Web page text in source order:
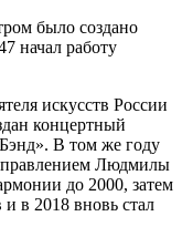
было создано
начал работу
искусств России
концертный
В том же году
Людмилы
до 2000, затем
и в 2018 вновь стал